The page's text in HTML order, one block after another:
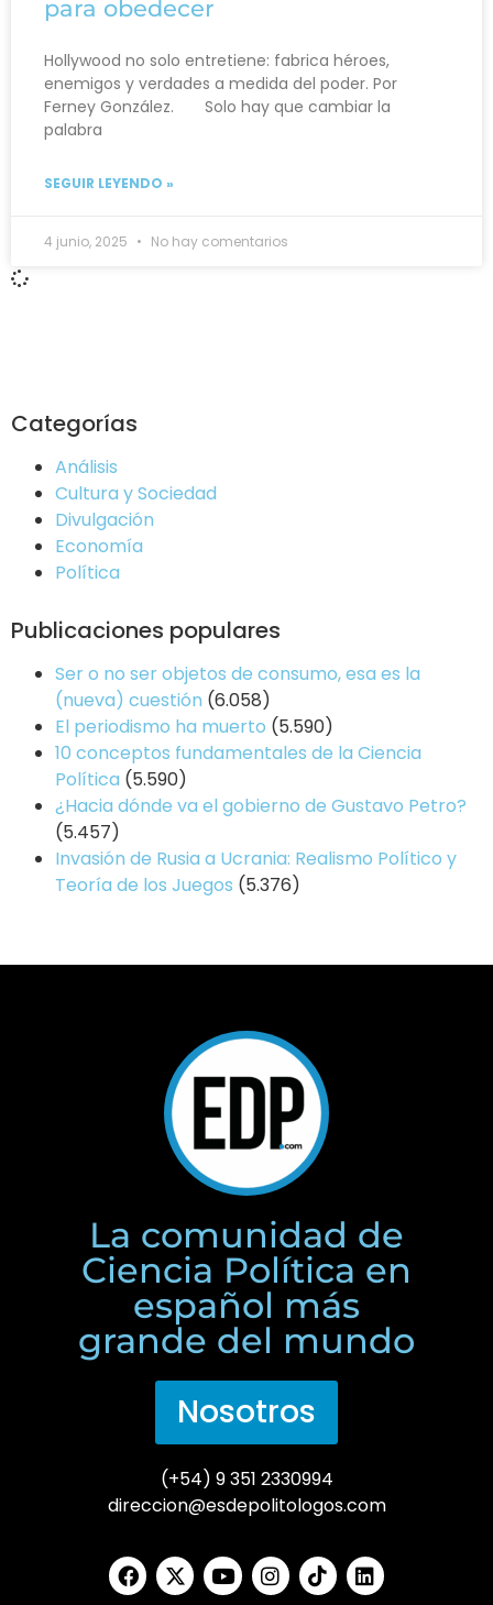
para obedecer
Hollywood no solo entretiene: fabrica héroes,
enemigos y verdades a medida del poder. Por
Ferney González. Solo hay que cambiar la
palabra
SEGUIR LEYENDO »
4 junio, 2025 No hay comentarios
Categorías
Análisis
Cultura y Sociedad
Divulgación
Economía
Política
Publicaciones populares
Ser o no ser objetos de consumo, esa es la
(nueva) cuestión (6.058)
El periodismo ha muerto (5.590)
10 conceptos fundamentales de la Ciencia
Política (5.590)
¿Hacia dónde va el gobierno de Gustavo Petro?
(5.457)
Invasión de Rusia a Ucrania: Realismo Político y
Teoría de los Juegos (5.376)
La comunidad de
Ciencia Política en
español más
grande del mundo
Nosotros
(+54) 9 351 2330994
direccion@esdepolitologos.com